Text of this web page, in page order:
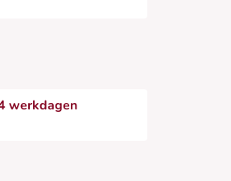
werkdagen